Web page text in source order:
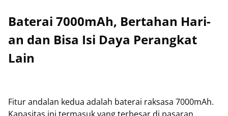
Baterai 7000mAh, Bertahan Hari-
an dan Bisa Isi Daya Perangkat
Lain
Fitur andalan kedua adalah baterai raksasa 7000mAh.